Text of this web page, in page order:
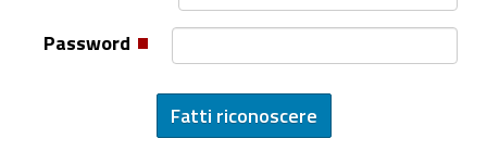
Password